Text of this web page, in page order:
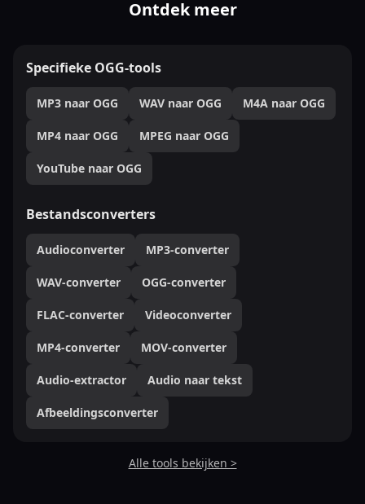
Ontdek meer
Specifieke OGG-tools
MP3 naar OGG WAV naar OGG M4A naar OGG
MP4 naar OGG MPEG naar OGG
YouTube naar OGG
Bestandsconverters
Audioconverter MP3-converter
WAV-converter OGG-converter
FLAC-converter Videoconverter
MP4-converter MOV-converter
Audio-extractor Audio naar tekst
Afbeeldingsconverter
Alle tools bekijken >